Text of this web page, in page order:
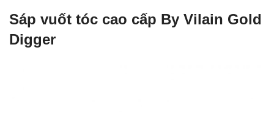
Sáp vuốt tóc cao cấp By Vilain Gold
Digger